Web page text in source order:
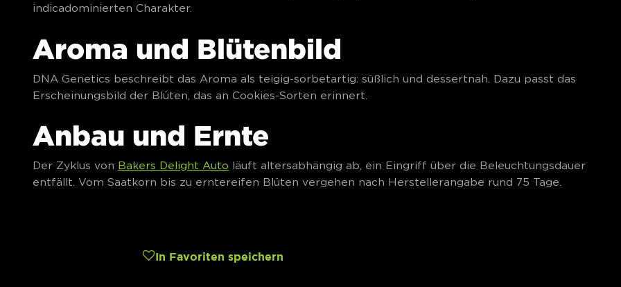
indicadominierten Charakter.
Aroma und Blütenbild
DNA Genetics beschreibt das Aroma als teigig-sorbetartig: süßlich und dessertnah. Dazu passt das
Erscheinungsbild der Blüten, das an Cookies-Sorten erinnert.
Anbau und Ernte
Der Zyklus von Bakers Delight Auto läuft altersabhängig ab, ein Eingriff über die Beleuchtungsdauer
entfällt. Vom Saatkorn bis zu erntereifen Blüten vergehen nach Herstellerangabe rund 75 Tage.
In Favoriten speichern